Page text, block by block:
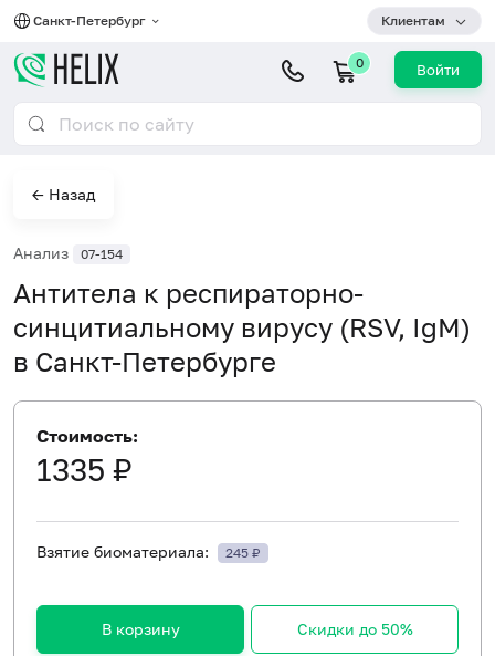
Санкт-Петербург Клиентам
0 Войти
← Назад
Анализ 07-154
Антитела к респираторно-
синцитиальному вирусу (RSV, IgM)
в Санкт-Петербурге
Стоимость:
1335 ₽
Взятие биоматериала: 245 ₽
В корзину Скидки до 50%